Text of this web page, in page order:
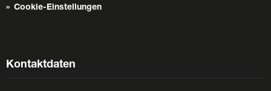
Cookie-Einstellungen
Kontaktdaten